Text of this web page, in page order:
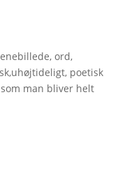
ord,
poetisk
man bliver helt